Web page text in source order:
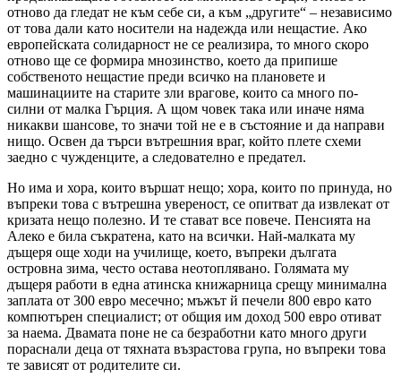
отново да гледат не към себе си, а към „другите“ – независимо
от това дали като носители на надежда или нещастие. Ако
европейската солидарност не се реализира, то много скоро
отново ще се формира мнозинство, което да припише
собственото нещастие преди всичко на плановете и
машинациите на старите зли врагове, които са много по-
силни от малка Гърция. А щом човек така или иначе няма
никакви шансове, то значи той не е в състояние и да направи
нищо. Освен да търси вътрешния враг, който плете схеми
заедно с чужденците, а следователно е предател.
Но има и хора, които вършат нещо; хора, които по принуда, но
въпреки това с вътрешна увереност, се опитват да извлекат от
кризата нещо полезно. И те стават все повече. Пенсията на
Алеко е била съкратена, като на всички. Най-малката му
дъщеря още ходи на училище, което, въпреки дългата
островна зима, често остава неотоплявано. Голямата му
дъщеря работи в една атинска книжарница срещу минимална
заплата от 300 евро месечно; мъжът й печели 800 евро като
компютърен специалист; от общия им доход 500 евро отиват
за наема. Двамата поне не са безработни като много други
пораснали деца от тяхната възрастова група, но въпреки това
те зависят от родителите си.